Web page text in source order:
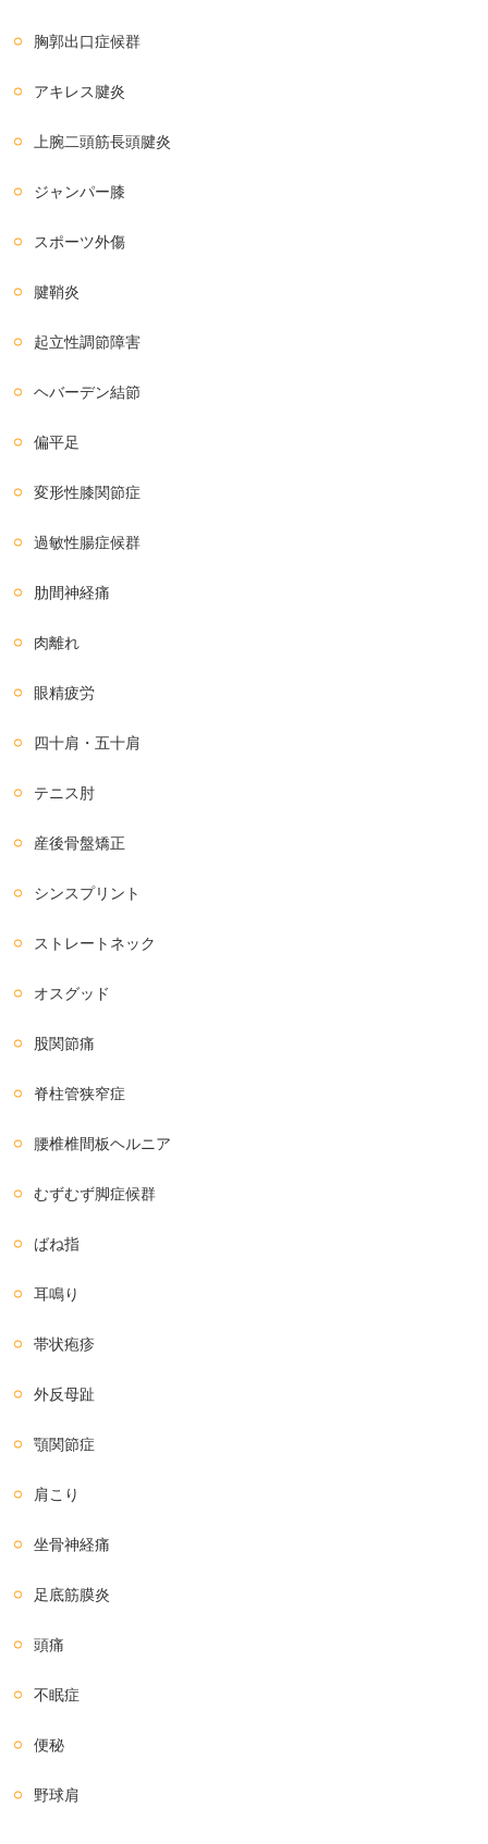
胸郭出口症候群
アキレス腱炎
上腕二頭筋長頭腱炎
ジャンパー膝
スポーツ外傷
腱鞘炎
起立性調節障害
ヘバーデン結節
偏平足
変形性膝関節症
過敏性腸症候群
肋間神経痛
肉離れ
眼精疲労
四十肩・五十肩
テニス肘
産後骨盤矯正
シンスプリント
ストレートネック
オスグッド
股関節痛
脊柱管狭窄症
腰椎椎間板ヘルニア
むずむず脚症候群
ばね指
耳鳴り
帯状疱疹
外反母趾
顎関節症
肩こり
坐骨神経痛
足底筋膜炎
頭痛
不眠症
便秘
野球肩